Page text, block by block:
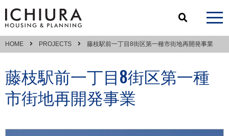
HOME PROJECTS 藤枝駅前一丁目8街区第一種市街地再開発事業
藤枝駅前一丁目8街区第一種
市街地再開発事業